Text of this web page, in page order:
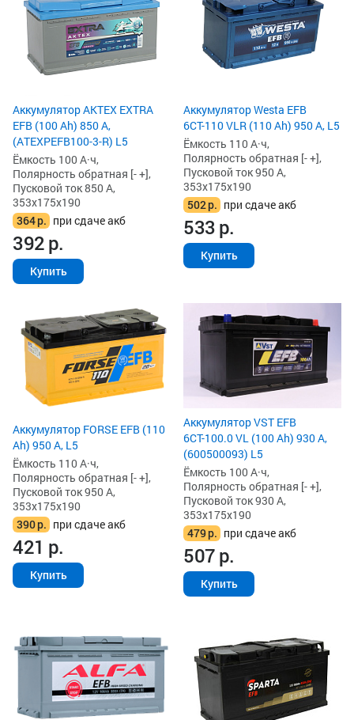
Аккумулятор AKTEX EXTRA
EFB (100 Ah) 850 А,
(ATEXPEFB100-3-R) L5
Ёмкость 100 А·ч,
Полярность обратная [- +],
Пусковой ток 850 А,
353x175x190
364р. при сдаче акб
392р.
Купить
Аккумулятор Westa EFB
6СТ-110 VLR (110 Ah) 950 А, L5
Ёмкость 110 А·ч,
Полярность обратная [- +],
Пусковой ток 950 А,
353x175x190
502р. при сдаче акб
533р.
Купить
Аккумулятор FORSE EFB (110
Ah) 950 А, L5
Ёмкость 110 А·ч,
Полярность обратная [- +],
Пусковой ток 950 А,
353x175x190
390р. при сдаче акб
421 р.
Купить
Аккумулятор VST EFB
6СТ-100.0 VL (100 Ah) 930 А,
(600500093) L5
Ёмкость 100 А·ч,
Полярность обратная [- +],
Пусковой ток 930 А,
353x175x190
479р. при сдаче акб
507р.
Купить